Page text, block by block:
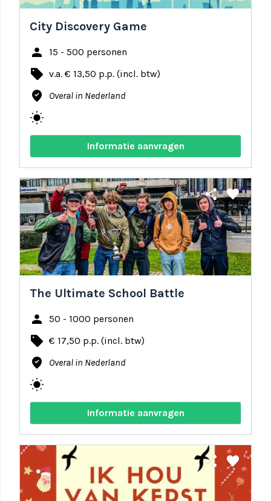
City Discovery Game
person 15 - 500 personen
local_offer v.a. € 13,50 p.p. (incl. btw)
where_to_vote Overal in Nederland
wb_sunny
Informatie aanvragen
share favorite
The Ultimate School Battle
person 50 - 1000 personen
local_offer € 17,50 p.p. (incl. btw)
where_to_vote Overal in Nederland
wb_sunny
Informatie aanvragen
share favorite